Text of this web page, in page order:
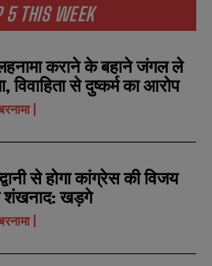
5 THIS WEEK
कराने के बहाने जंगल ले
विवाहिता से दुष्कर्म का आरोप
से होगा कांग्रेस की विजय
शंखनाद: खड़गे